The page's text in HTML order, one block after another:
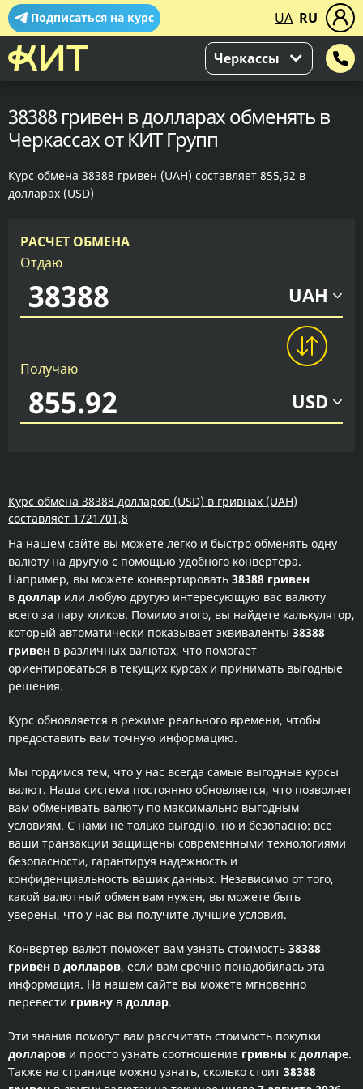
Подписаться на курс UA RU
Черкассы
38388 гривен в долларах обменять в
Черкассах от КИТ Групп
Курс обмена 38388 гривен (UAH) составляет 855,92 в
долларах (USD)
РАСЧЕТ ОБМЕНА
Отдаю
UAH
Получаю
USD
Курс обмена 38388 долларов (USD) в гривнах (UAH)
составляет 1721701,8
На нашем сайте вы можете легко и быстро обменять одну
валюту на другую с помощью удобного конвертера.
Например, вы можете конвертировать 38388 гривен
в доллар или любую другую интересующую вас валюту
всего за пару кликов. Помимо этого, вы найдете калькулятор,
который автоматически показывает эквиваленты 38388
гривен в различных валютах, что помогает
ориентироваться в текущих курсах и принимать выгодные
решения.
Курс обновляется в режиме реального времени, чтобы
предоставить вам точную информацию.
Мы гордимся тем, что у нас всегда самые выгодные курсы
валют. Наша система постоянно обновляется, что позволяет
вам обменивать валюту по максимально выгодным
условиям. С нами не только выгодно, но и безопасно: все
ваши транзакции защищены современными технологиями
безопасности, гарантируя надежность и
конфиденциальность ваших данных. Независимо от того,
какой валютный обмен вам нужен, вы можете быть
уверены, что у нас вы получите лучшие условия.
Конвертер валют поможет вам узнать стоимость 38388
гривен в долларов, если вам срочно понадобилась эта
информация. На нашем сайте вы можете мгновенно
перевести гривну в доллар.
Эти знания помогут вам рассчитать стоимость покупки
долларов и просто узнать соотношение гривны к долларе.
Также на странице можно узнать, сколько стоит 38388